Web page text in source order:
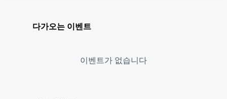
다가오는 이벤트
이벤트가 없습니다